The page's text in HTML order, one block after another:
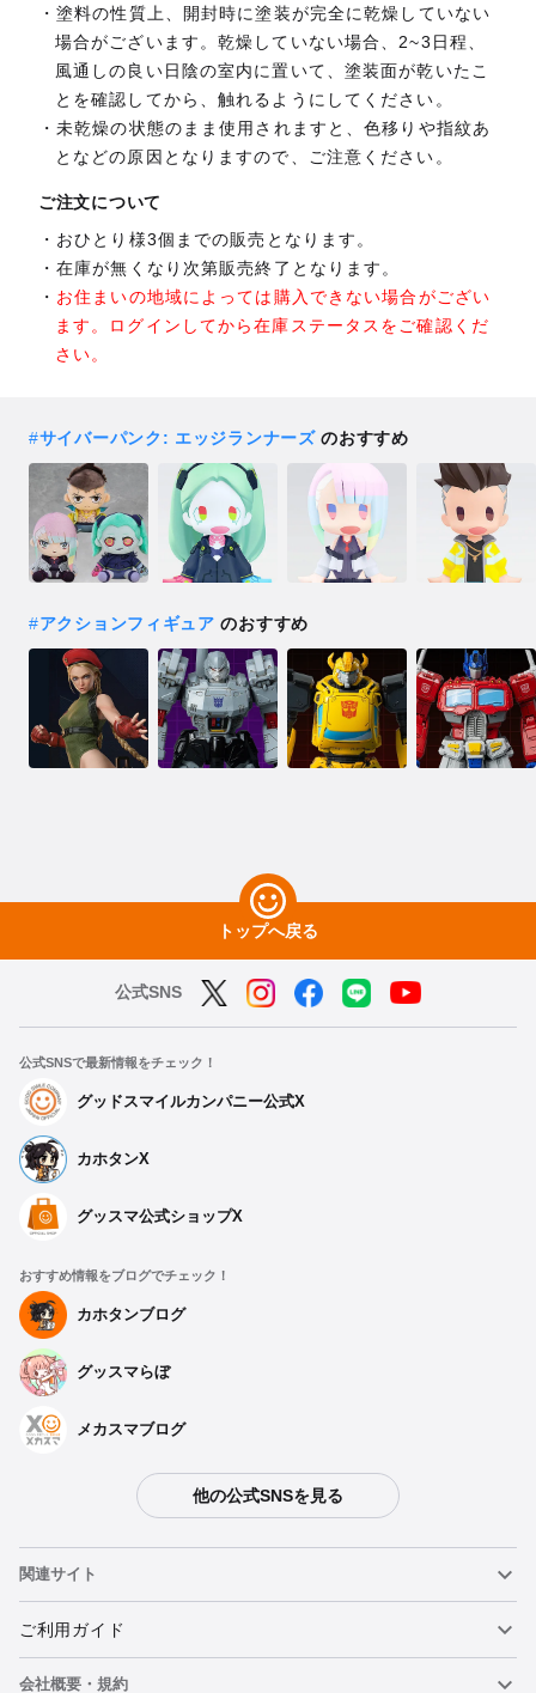
塗料の性質上、開封時に塗装が完全に乾燥していない
場合がございます。乾燥していない場合、2~3日程、
風通しの良い日陰の室内に置いて、塗装面が乾いたこ
とを確認してから、触れるようにしてください。
未乾燥の状態のまま使用されますと、色移りや指紋あ
となどの原因となりますので、ご注意ください。
ご注文について
おひとり様3個までの販売となります。
在庫が無くなり次第販売終了となります。
お住まいの地域によっては購入できない場合がござい
ます。ログインしてから在庫ステータスをご確認くだ
さい。
#サイバーパンク: エッジランナーズのおすすめ
#アクションフィギュア のおすすめ
トップへ戻る
公式SNS
公式SNSで最新情報をチェック！
グッドスマイルカンパニー公式X
カホタンX
グッスマ公式ショップX
おすすめ情報をブログでチェック！
カホタンブログ
グッスマらぼ
メカスマブログ
他の公式SNSを見る
関連サイト
ねんどろいど
ねんどろいどフェイスメーカー
ご利用ガイド
重要なお知らせ
会社概要・規約